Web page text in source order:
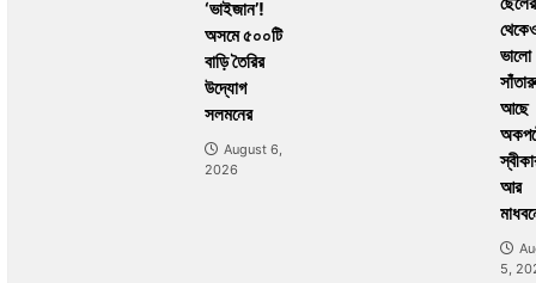
‘ভাইজান’!
অসমে ৫০০টি
বাড়ি তৈরির
উদ্যোগ
সলমনের
August 6,
2026
ভালো
সাঁতারু
আছে
আর
5,